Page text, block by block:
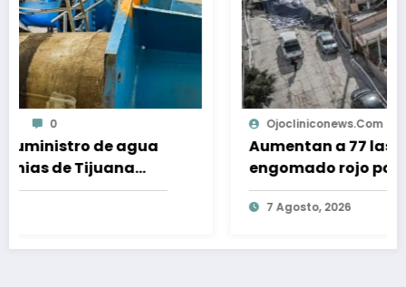
0
Aumentan a 77 las viviendas con
engomado rojo por riesgo geológico
en la Sánchez Taboada